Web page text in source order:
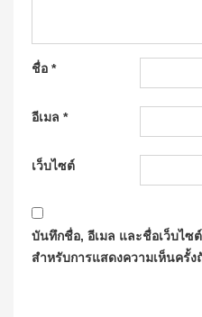
ชื่อ *
อีเมล *
เว็บไซต์
บันทึกชื่อ, อีเมล และชื่อเว็บไซ
สำหรับการแสดงความเห็นครั้ง